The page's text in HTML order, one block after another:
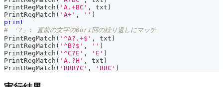
PrintRegMatch ( 'A.+BC' , txt )
PrintRegMatch ( 'A+' , '' )
print
# 「?」: 直前の文字の0or1回の繰り返しにマッチ
PrintRegMatch ( '^A?.+$' , txt )
PrintRegMatch ( '^B?$' , '' )
PrintRegMatch ( '^C?E' , 'E' )
PrintRegMatch ( 'A.?H' , txt )
PrintRegMatch ( 'BBB?C' , 'BBC' )